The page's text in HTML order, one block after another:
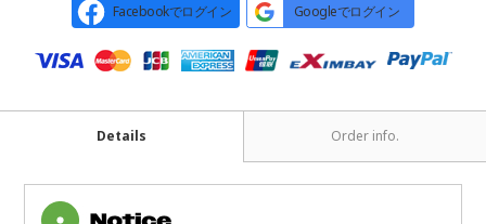
Facebookでログイン Googleでログイン
Details Order info.